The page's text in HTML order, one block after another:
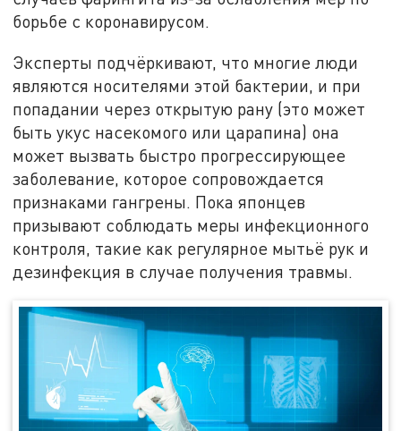
борьбе с коронавирусом.
Эксперты подчёркивают, что многие люди
являются носителями этой бактерии, и при
попадании через открытую рану (это может
быть укус насекомого или царапина) она
может вызвать быстро прогрессирующее
заболевание, которое сопровождается
признаками гангрены. Пока японцев
призывают соблюдать меры инфекционного
контроля, такие как регулярное мытьё рук и
дезинфекция в случае получения травмы.